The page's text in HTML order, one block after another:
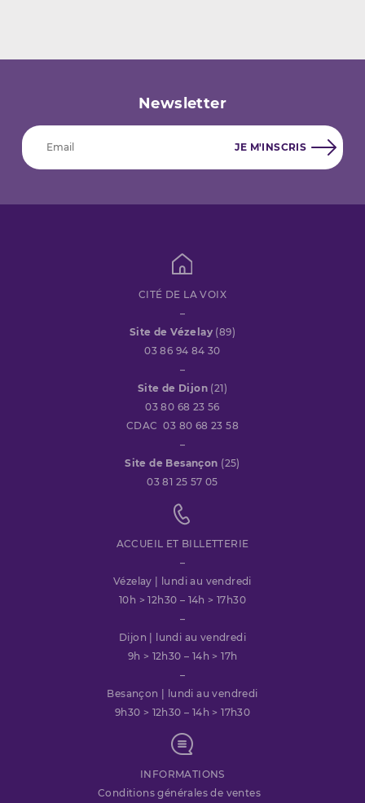
Newsletter
CITÉ DE LA VOIX
–
Site de Vézelay (89)
03 86 94 84 30
–
Site de Dijon (21)
03 80 68 23 56
CDAC 03 80 68 23 58
–
Site de Besançon (25)
03 81 25 57 05
ACCUEIL ET BILLETTERIE
–
Vézelay | lundi au vendredi
10h > 12h30 – 14h > 17h30
–
Dijon | lundi au vendredi
9h > 12h30 – 14h > 17h
–
Besançon | lundi au vendredi
9h30 > 12h30 – 14h > 17h30
INFORMATIONS
Conditions générales de ventes